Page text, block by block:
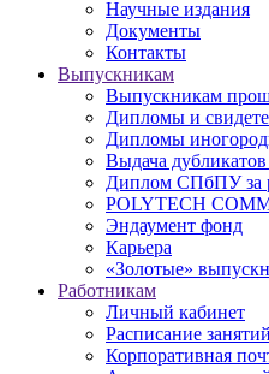
Научные издания
Документы
Контакты
Выпускникам
Выпускникам
Дипломы и
Дипломы
Выдача
Диплом СПбПУ за
POLYTECH
Эндаумент фонд
Карьера
«Золотые»
Работникам
Личный кабинет
Расписание занятий
Корпоративная